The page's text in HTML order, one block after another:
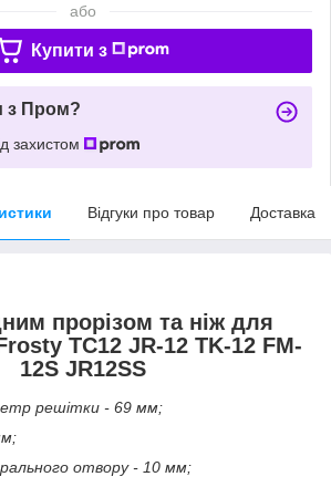
або
Купити з
з Пром?
захистом
Відгуки про товар Доставка
прорізом та ніж для
TC12 JR-12 TK-12 FM-
12S JR12SS
решітки - 69 мм;
отвору - 10 мм;